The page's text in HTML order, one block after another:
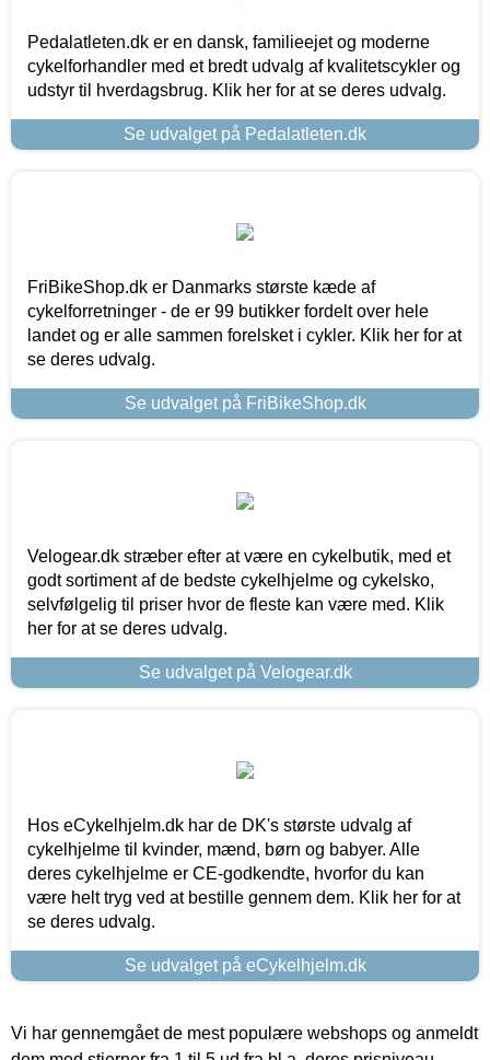
Pedalatleten.dk er en dansk, familieejet og moderne
cykelforhandler med et bredt udvalg af kvalitetscykler og
udstyr til hverdagsbrug. Klik her for at se deres udvalg.
Se udvalget på Pedalatleten.dk
FriBikeShop.dk er Danmarks største kæde af
cykelforretninger - de er 99 butikker fordelt over hele
landet og er alle sammen forelsket i cykler. Klik her for at
se deres udvalg.
Se udvalget på FriBikeShop.dk
Velogear.dk stræber efter at være en cykelbutik, med et
godt sortiment af de bedste cykelhjelme og cykelsko,
selvfølgelig til priser hvor de fleste kan være med. Klik
her for at se deres udvalg.
Se udvalget på Velogear.dk
Hos eCykelhjelm.dk har de DK's største udvalg af
cykelhjelme til kvinder, mænd, børn og babyer. Alle
deres cykelhjelme er CE-godkendte, hvorfor du kan
være helt tryg ved at bestille gennem dem. Klik her for at
se deres udvalg.
Se udvalget på eCykelhjelm.dk
Vi har gennemgået de mest populære webshops og anmeldt